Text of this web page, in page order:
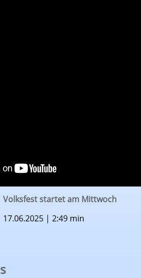
Volksfest startet am Mittwoch
17.06.2025 | 2:49 min